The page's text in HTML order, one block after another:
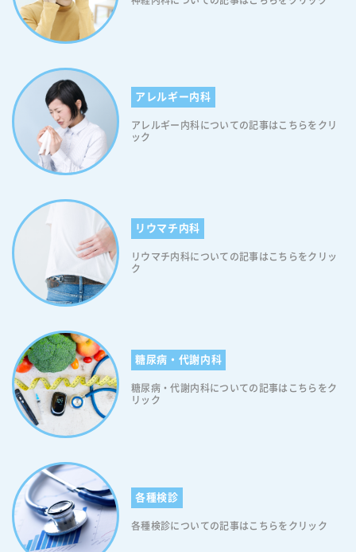
起状態が維持できない等、満足な性交が行えるだけの勃起が得られない
状態は、いずれもED（イーディー）となります。なお、正常な勃起のた
めには脳や神経、海綿体、血流などが問題なく機能する必要がありま
律神経と陰茎平滑筋の働きが非常に重要です。しかし糖尿病を患うと、
つねに高血糖の状態が続くため、自律神経に悪影響が生じ、血管障害と
ともに勃起機能が低下します。また性的欲求や感度も弱まってしまいま
す。このようなことから糖尿病性EDは、以下に挙げるような複数の問題
が組み合わさって発症すると考えられております。 【糖尿病とEDの関
係1】神経障害 勃起は、脳で感じた性的刺激が陰茎に伝わることによっ
て起こりますが、糖尿病によってその神経回路に障害が生じやすくなり
必要不可欠です。しかし糖尿病により、海綿体動脈などの内皮細胞にお
いて「内皮型一酸化窒素合成酵素」（eNOS）の活性が低下すること
で、弛緩が起こりにくくなります。 【糖尿病とEDの関係3】動脈硬化 動
脈硬化とは、動脈の壁が厚くなったり、硬くなったりして本来の構造が
壊れ、働きがわるくなる病変の総称です(正確に言うと病理学で使う呼び
方であり、病名ではありません)。全身の血管に動脈硬化があらわれるの
毛細血管は、体の中でも特に細い血管で、動脈硬化により、血流がもっ
とも低下しやすい血管です。なお、上記のような身体的な原因から生じ
るEDを「器質的(きしつてき)ED」と呼びます。 器質性EDとは 器質的
(きしつてき)EDとは、体に何らかの原因があって、物理的に勃起が阻害
されるEDのことを指します。この器質性EDを細かく分別すると『加齢
や糖尿病・高血圧・高脂血症などの生活習慣病に起因する動脈硬化、前
などの血管障害によるもの』、『不慮な事故による脊椎などの脳から陰
茎までの伝達神経の損傷等による神経障害によるもの』、『加齢やスト
レス、喫煙、飲酒などによる男性ホルモンの1つであるテストステロン
の低下等の内部分泌機能低下によるもの』が挙げられます。つまり器質
性EDを細かく分けると『血管障害によるもの(血管性ED)』『神経障害に
よるもの(神経性ED)』『内部分泌機能低下によるもの』の三つに分けら
アレルギー内科
アレルギー内科についての記事はこちらをクリ
ック
リウマチ内科
リウマチ内科についての記事はこちらをクリッ
ク
糖尿病・代謝内科
糖尿病・代謝内科についての記事はこちらをク
リック
各種検診
各種検診についての記事はこちらをクリック